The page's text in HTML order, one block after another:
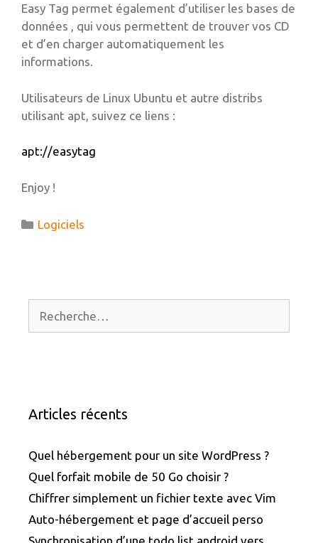
Easy Tag permet également d’utiliser les bases de
données , qui vous permettent de trouver vos CD
et d’en charger automatiquement les
informations.
Utilisateurs de Linux Ubuntu et autre distribs
utilisant apt, suivez ce liens :
apt://easytag
Enjoy !
Catégories
Logiciels
Articles récents
Quel hébergement pour un site WordPress ?
Quel forfait mobile de 50 Go choisir ?
Chiffrer simplement un fichier texte avec Vim
Auto-hébergement et page d’accueil perso